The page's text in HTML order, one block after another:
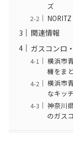
ズ
関連情報
ガスコンロ
横浜市
機をま
横浜市
なキッ
神奈川
のガス